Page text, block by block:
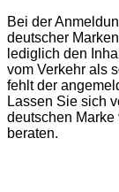
Bei der
deutscher
lediglich den
vom Verkehr als
fehlt der
Lassen Sie sich
deutschen
beraten.